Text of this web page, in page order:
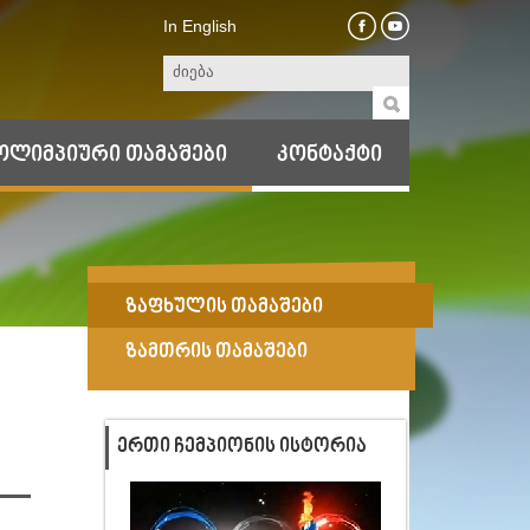
In English
თამაშები კონტაქტი
ზაფხულის თამაშები
ზამთრის თამაშები
ᲔᲠᲗᲘ ᲩᲔᲛᲞᲘᲝᲜᲘᲡ ᲘᲡᲢᲝᲠᲘᲐ